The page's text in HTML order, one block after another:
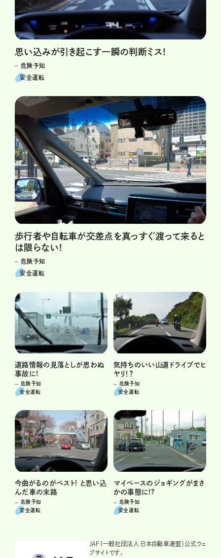
思い込みが引き起こす一瞬の判断ミス!
危険予知
安全運転
歩行者や自転車が交差点を真っすぐ渡って来ると
は限らない!
危険予知
安全運転
道路情報の見落としが思わぬ
事故に!
危険予知
安全運転
気持ちのいい山道ドライブでヒ
ヤリ！？
危険予知
安全運転
今曲がるのがベスト! と思い込
んだ車の末路
危険予知
安全運転
マイペースのジョギングがまさ
かの事態に!?
危険予知
安全運転
JAF（一般社団法人 日本自動車連盟）公式ウェ
ブサイトです。